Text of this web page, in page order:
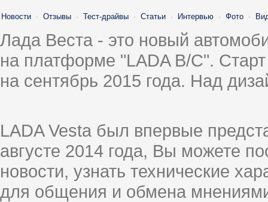
Новости · Отзывы · Тест-драйвы · Статьи · Интервью · Фото ·
Лада Веста - это новый
на платформе "LADA B/C".
на сентябрь 2015 года. Над
LADA Vesta был впервые
августе 2014 года, Вы можете
новости, узнать технические
для общения и обмена